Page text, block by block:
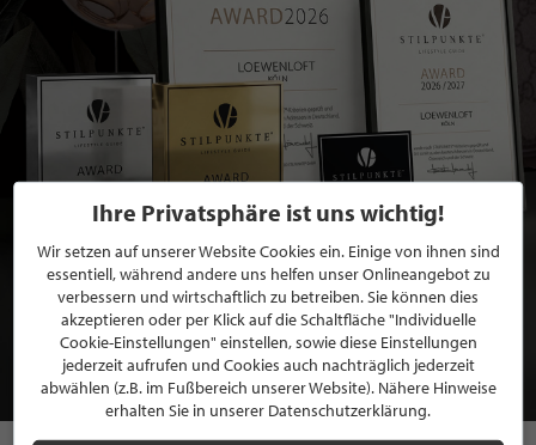
BEWERBEN SIE SICH FÜR EINE GRATIS
MITGLIEDSCHAFT BEI STILPUNKTE®
JETZT GRATIS BEWERBEN
Ihre Privatsphäre ist uns wichtig!
Wir setzen auf unserer Website Cookies ein. Einige von ihnen sind
essentiell, während andere uns helfen unser Onlineangebot zu
verbessern und wirtschaftlich zu betreiben. Sie können dies
akzeptieren oder per Klick auf die Schaltfläche "Individuelle
Cookie-Einstellungen" einstellen, sowie diese Einstellungen
jederzeit aufrufen und Cookies auch nachträglich jederzeit
abwählen (z.B. im Fußbereich unserer Website). Nähere Hinweise
erhalten Sie in unserer Datenschutzerklärung.